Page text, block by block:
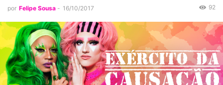
por Felipe Sousa - 16/10/2017 92